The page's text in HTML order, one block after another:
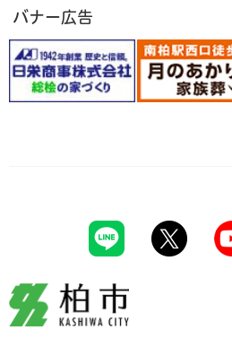
バナー広告
柏市